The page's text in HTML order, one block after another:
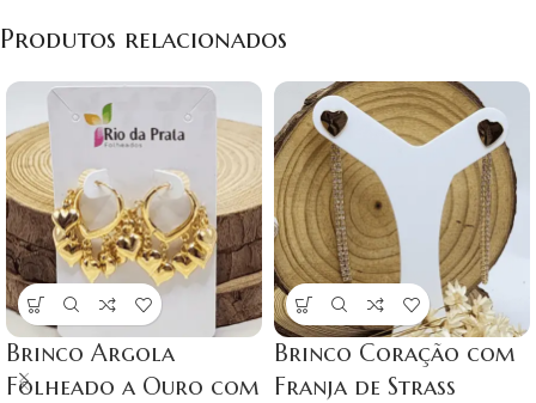
Produtos relacionados
Brinco Argola
Folheado a Ouro com
Brinco Coração com
Franja de Strass